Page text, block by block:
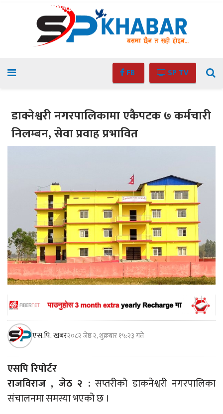
FB SP TV
डाक्नेश्वरी नगरपालिकामा एकैपटक ७ कर्मचारी
निलम्बन, सेवा प्रवाह प्रभावित
एस.पि. खबर२०८२ जेष्ठ २, शुक्रबार १५:२३ गते
एसपि रिपोर्टर
राजविराज , जेठ २ : सप्तरीको डाकनेश्वरी नगरपालिका
संचालनमा समस्या भएको छ ।